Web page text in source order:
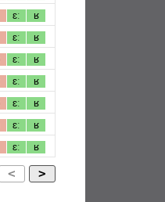
ɛː ʁ
ɛː ʁ
ɛː ʁ
ɛː ʁ
ɛː ʁ
ɛː ʁ
ɛː ʁ